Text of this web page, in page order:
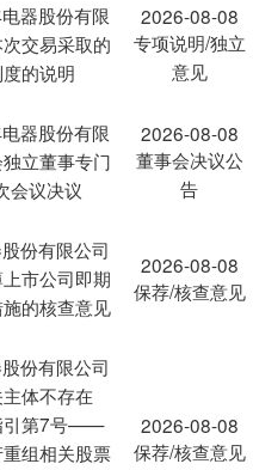
器股份有限
交易采取的
的说明
2026-08-08
专项说明/独立
意见
器股份有限
立董事专门
会议决议
2026-08-08
董事会决议公
告
份有限公司
市公司即期
的核查意见
2026-08-08
保荐/核查意见
份有限公司
体不存在
引第7号——
组相关股票
2026-08-08
保荐/核查意见